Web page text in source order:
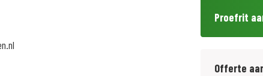
Proefrit
Offerte